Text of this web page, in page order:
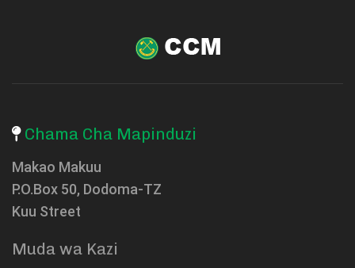
Chama Cha Mapinduzi
Makao Makuu
P.O.Box 50, Dodoma-TZ
Kuu Street
Muda wa Kazi